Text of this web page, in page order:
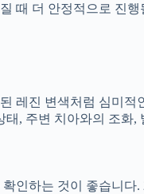
때 더 안정적으로 진행
레진 변색처럼 심미
, 주변 치아와의 조화
인하는 것이 좋습니다